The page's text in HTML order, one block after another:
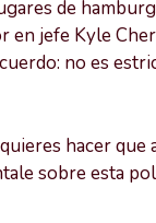
de
en jefe Kyle
no es
hacer que
sobre esta